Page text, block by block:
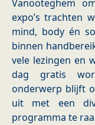
Vanooteghem
expo’s trachten
mind, body én
binnen
vele lezingen en
dag gratis
onderwerp blijft
uit met een
programma te